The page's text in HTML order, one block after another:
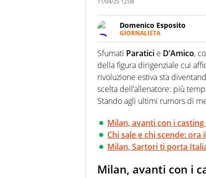
Domenico Esposito
GIORNALISTA
Da vent’anni in campo e
Passione smisurata per il
guai a dirgli di no
Sfumati Paratici e D’Amico,
della figura dirigenziale cui
rivoluzione estiva sta
scelta dell’allenatore: più
Stando agli ultimi rumors di
Milan, avanti con i
Chi sale e chi scende:
Milan, Sartori ti porta
Milan, avanti con i